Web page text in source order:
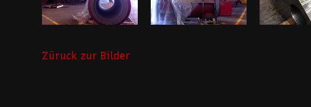
Züruck zur Bilder